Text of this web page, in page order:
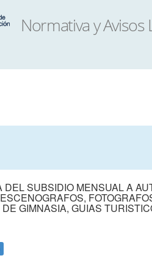
DEL SUBSIDIO MENSUAL A
GIMNASIA, GUIAS